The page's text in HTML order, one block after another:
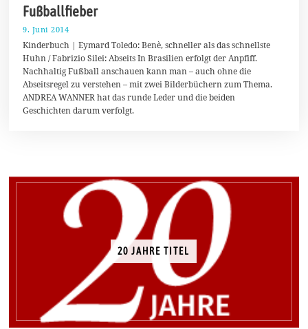
Fußballfieber
9. Juni 2014
.
A
u
g
s
t
Kinderbuch | Eymard Toledo: Benè, schneller als das schnellste
Huhn / Fabrizio Silei: Abseits In Brasilien erfolgt der Anpfiff.
Nachhaltig Fußball anschauen kann man – auch ohne die
Abseitsregel zu verstehen – mit zwei Bilderbüchern zum Thema.
ANDREA WANNER hat das runde Leder und die beiden
Geschichten darum verfolgt.
20 JAHRE TITEL